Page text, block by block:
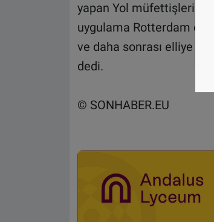
yapan Yol müfettişlerini
uygulama Rotterdam
ve daha sonrası elliye
dedi.
© SONHABER.EU